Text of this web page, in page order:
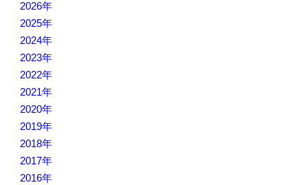
2026年
2025年
2024年
2023年
2022年
2021年
2020年
2019年
2018年
2017年
2016年